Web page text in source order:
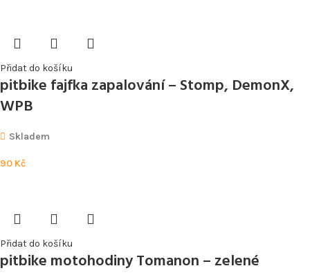
Přidat do košíku
pitbike fajfka zapalování – Stomp, DemonX,
WPB
Skladem
90 Kč
Přidat do košíku
pitbike motohodiny Tomanon – zelené